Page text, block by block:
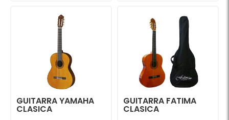
GUITARRA YAMAHA
CLASICA
GUITARRA FATIMA
CLASICA